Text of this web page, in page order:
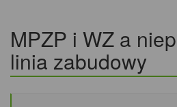
MPZP i WZ a
linia zabudowy